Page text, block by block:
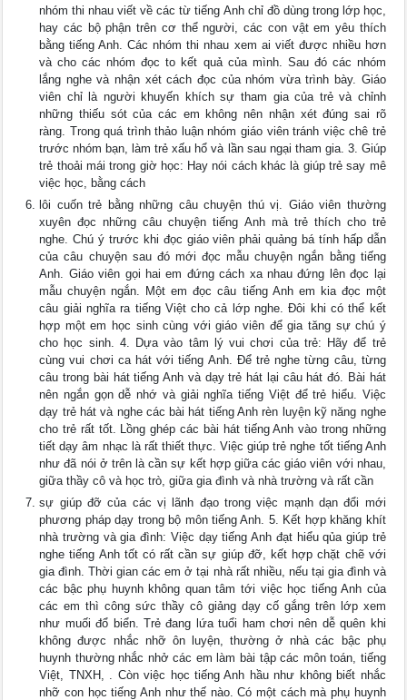
nhóm thi nhau viết về các từ tiếng Anh chỉ đồ dùng trong lớp học,
hay các bộ phận trên cơ thể người, các con vật em yêu thích
bằng tiếng Anh. Các nhóm thi nhau xem ai viết được nhiều hơn
và cho các nhóm đọc to kết quả của mình. Sau đó các nhóm
lắng nghe và nhận xét cách đọc của nhóm vừa trình bày. Giáo
viên chỉ là người khuyến khích sự tham gia của trẻ và chỉnh
những thiếu sót của các em không nên nhận xét đúng sai rõ
ràng. Trong quá trình thảo luận nhóm giáo viên tránh việc chê trẻ
trước nhóm bạn, làm trẻ xấu hổ và lần sau ngại tham gia. 3. Giúp
trẻ thoải mái trong giờ học: Hay nói cách khác là giúp trẻ say mê
việc học, bằng cách
lôi cuốn trẻ bằng những câu chuyện thú vị. Giáo viên thường
xuyên đọc những câu chuyện tiếng Anh mà trẻ thích cho trẻ
nghe. Chú ý trước khi đọc giáo viên phải quảng bá tính hấp dẫn
của câu chuyện sau đó mới đọc mẫu chuyện ngắn bằng tiếng
Anh. Giáo viên gọi hai em đứng cách xa nhau đứng lên đọc lại
mẫu chuyện ngắn. Một em đọc câu tiếng Anh em kia đọc một
câu giải nghĩa ra tiếng Việt cho cả lớp nghe. Đôi khi có thể kết
hợp một em học sinh cùng với giáo viên để gia tăng sự chú ý
cho học sinh. 4. Dựa vào tâm lý vui chơi của trẻ: Hãy để trẻ
cùng vui chơi ca hát với tiếng Anh. Để trẻ nghe từng câu, từng
câu trong bài hát tiếng Anh và dạy trẻ hát lại câu hát đó. Bài hát
nên ngắn gọn dễ nhớ và giải nghĩa tiếng Việt để trẻ hiểu. Việc
dạy trẻ hát và nghe các bài hát tiếng Anh rèn luyện kỹ năng nghe
cho trẻ rất tốt. Lồng ghép các bài hát tiếng Anh vào trong những
tiết dạy âm nhạc là rất thiết thực. Việc giúp trẻ nghe tốt tiếng Anh
như đã nói ở trên là cần sự kết hợp giữa các giáo viên với nhau,
giữa thầy cô và học trò, giữa gia đình và nhà trường và rất cần
sự giúp đỡ của các vị lãnh đạo trong việc mạnh dạn đổi mới
phương pháp dạy trong bộ môn tiếng Anh. 5. Kết hợp khăng khít
nhà trường và gia đình: Việc dạy tiếng Anh đạt hiểu qủa giúp trẻ
nghe tiếng Anh tốt có rất cần sự giúp đỡ, kết hợp chặt chẽ với
gia đình. Thời gian các em ở tại nhà rất nhiều, nếu tại gia đình và
các bậc phụ huynh không quan tâm tới việc học tiếng Anh của
các em thì công sức thầy cô giảng dạy cố gắng trên lớp xem
như muối đổ biển. Trẻ đang lứa tuổi ham chơi nên dễ quên khi
không được nhắc nhỡ ôn luyện, thường ở nhà các bậc phụ
huynh thường nhắc nhở các em làm bài tập các môn toán, tiếng
Việt, TNXH, . Còn việc học tiếng Anh hầu như không biết nhắc
nhỡ con học tiếng Anh như thế nào. Có một cách mà phụ huynh